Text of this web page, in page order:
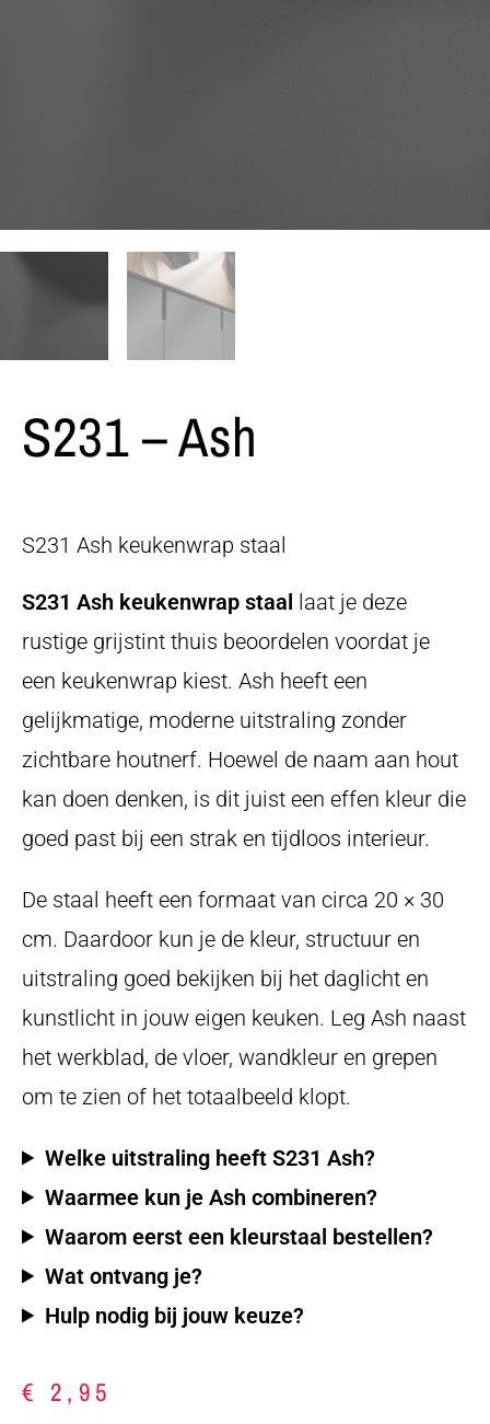
S231 – Ash
S231 Ash keukenwrap staal
S231 Ash keukenwrap staal laat je deze
rustige grijstint thuis beoordelen voordat je
een keukenwrap kiest. Ash heeft een
gelijkmatige, moderne uitstraling zonder
zichtbare houtnerf. Hoewel de naam aan hout
kan doen denken, is dit juist een effen kleur die
goed past bij een strak en tijdloos interieur.
De staal heeft een formaat van circa 20 × 30
cm. Daardoor kun je de kleur, structuur en
uitstraling goed bekijken bij het daglicht en
kunstlicht in jouw eigen keuken. Leg Ash naast
het werkblad, de vloer, wandkleur en grepen
om te zien of het totaalbeeld klopt.
Welke uitstraling heeft S231 Ash?
Waarmee kun je Ash combineren?
Waarom eerst een kleurstaal bestellen?
Wat ontvang je?
Hulp nodig bij jouw keuze?
€ 2,95